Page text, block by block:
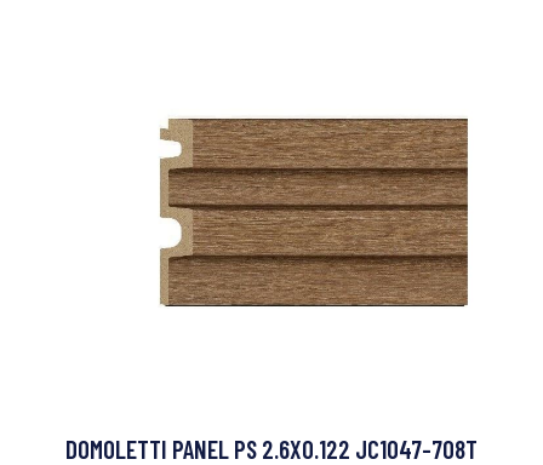
DOMOLETTI PANEL PS 2.6X0.122 JC1047-708T